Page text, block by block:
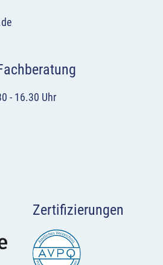
- 16.30 Uhr
Zertifizierungen